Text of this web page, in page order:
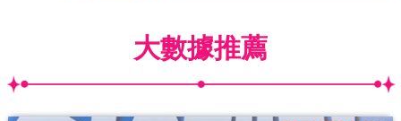
大數據推薦